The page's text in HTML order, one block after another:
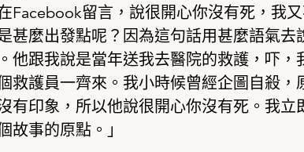
Facebook留言，說很開心你沒有死，我
甚麼出發點呢？因為這句話用甚麼語氣去
他跟我說是當年送我去醫院的救護，吓，
救護員一齊來。我小時候曾經企圖自殺，
有印象，所以他說很開心你沒有死。我立
事的原點。」